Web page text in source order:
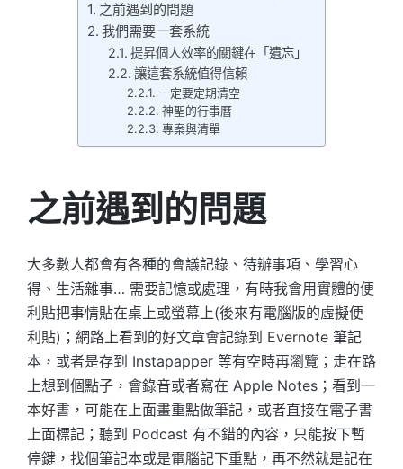
之前遇到的問題
我們需要一套系統
提昇個人效率的關鍵在「遺忘」
讓這套系統值得信賴
一定要定期清空
神聖的行事曆
專案與清單
之前遇到的問題
大多數人都會有各種的會議記錄、待辦事項、學習心
得、生活雜事… 需要記憶或處理，有時我會用實體的便
利貼把事情貼在桌上或螢幕上(後來有電腦版的虛擬便
利貼)；網路上看到的好文章會記錄到 Evernote 筆記
本，或者是存到 Instapapper 等有空時再瀏覽；走在路
上想到個點子，會錄音或者寫在 Apple Notes；看到一
本好書，可能在上面畫重點做筆記，或者直接在電子書
上面標記；聽到 Podcast 有不錯的內容，只能按下暫
停鍵，找個筆記本或是電腦記下重點，再不然就是記在